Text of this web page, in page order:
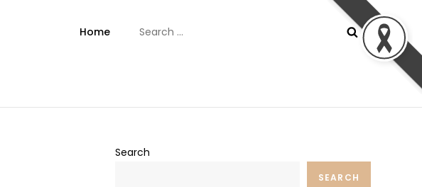
Home
for:
Search
SEARCH